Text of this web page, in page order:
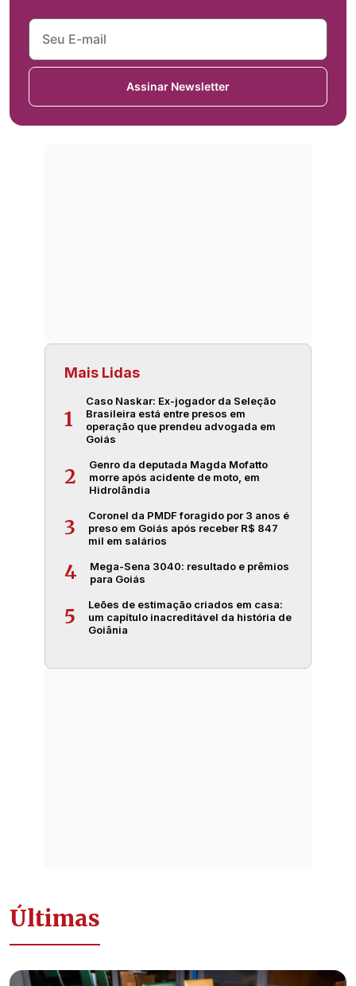
Assinar Newsletter
Mais Lidas
1
Caso Naskar: Ex-jogador da Seleção
Brasileira está entre presos em
operação que prendeu advogada em
Goiás
2
Genro da deputada Magda Mofatto
morre após acidente de moto, em
Hidrolândia
3
Coronel da PMDF foragido por 3 anos é
preso em Goiás após receber R$ 847
mil em salários
4
Mega-Sena 3040: resultado e prêmios
para Goiás
5
Leões de estimação criados em casa:
um capítulo inacreditável da história de
Goiânia
Últimas